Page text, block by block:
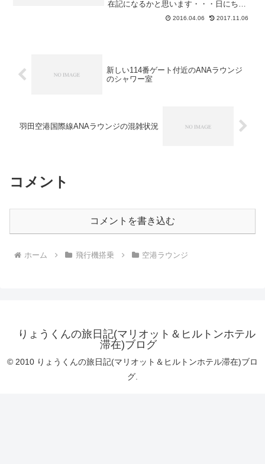
在記になるかと思います・・・日にちは3
月22日。ご記憶がある方もいらっしゃる
と思いますがANAのシステムダウンが起
2016.04.06 2017.11.06
新しい114番ゲート付近のANAラウンジ
のシャワー室
羽田空港国際線ANAラウンジの混雑状況
コメント
コメントを書き込む
ホーム 飛行機搭乗 空港ラウンジ
りょうくんの旅日記(マリオット＆ヒルトンホテル
滞在)ブログ
© 2010 りょうくんの旅日記(マリオット＆ヒルトンホテル滞在)ブロ
グ.